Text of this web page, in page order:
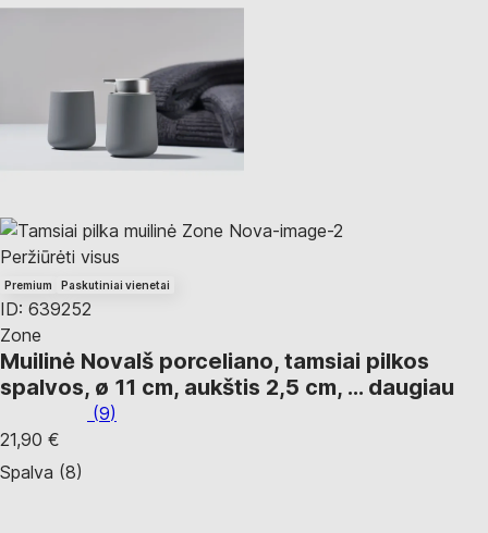
Peržiūrėti visus
Premium Paskutiniai vienetai
ID: 639252
Zone
Muilinė NovaIš porceliano, tamsiai pilkos
spalvos, ø 11 cm, aukštis 2,5 cm, … daugiau
(9)
21,90 €
Spalva (8)